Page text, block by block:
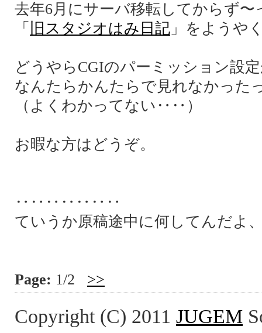
去年6月にサーバ移転してからず〜
「
旧スタジオはみ日記 」をようや
どうやらCGIのパーミッション設
なんたらかんたらで見れなかった
（よくわかってない‥‥）
お暇な方はどうぞ。
‥‥‥‥‥‥‥
ていうか原稿途中に何してんだ
Page: 1/2 >>
Copyright (C) 2011 JUGEM